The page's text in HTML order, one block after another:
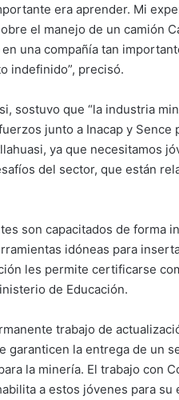
era aprender. Mi
el manejo de un camión
una compañía tan
indefinido”, precisó.
sostuvo que “la industria
junto a Inacap y Sence
ya que necesitamos
del sector, que están
son capacitados de forma
idóneas para
les permite certificarse
de Educación.
trabajo de
la entrega de un
la minería. El trabajo con
a estos jóvenes para su